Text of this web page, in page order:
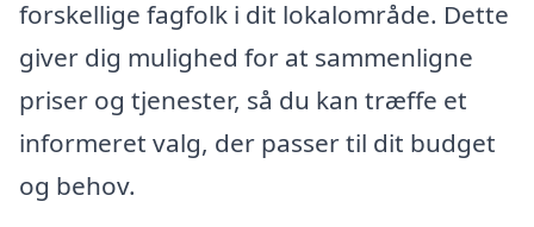
forskellige fagfolk i dit lokalområde. Dette
giver dig mulighed for at sammenligne
priser og tjenester, så du kan træffe et
informeret valg, der passer til dit budget
og behov.